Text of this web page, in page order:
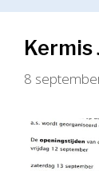
8